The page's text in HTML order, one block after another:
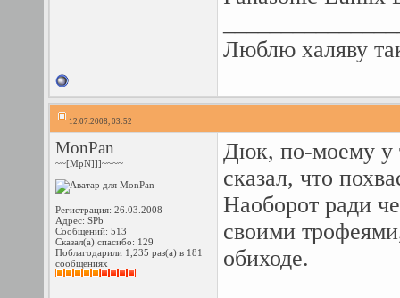
Люблю халяву
12.07.2008, 03:52
MonPan
~~[MpN]]]~~~~
Регистрация: 26.03.2008
Адрес: SPb
Сообщений: 513
Сказал(а) спасибо: 129
Поблагодарили 1,235 раз(а) в 181
сообщениях
Дюк, по-моему у
сказал, что
Наоборот ради
своими
обиходе.